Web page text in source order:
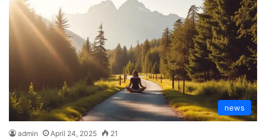
news
admin April 24, 2025 21